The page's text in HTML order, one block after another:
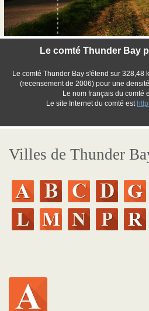
Le comté Thunder Bay
Le comté Thunder Bay s'étend sur 328,48
(recensement de 2006) pour une
Le nom français du comté
Le site Internet du comté est
Villes de Thunder